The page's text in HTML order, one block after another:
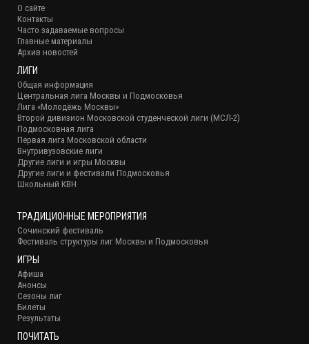
О сайте
Контакты
Часто задаваемые вопросы
Главные материалы
Архив новостей
ЛИГИ
Общая информация
Центральная лига Москвы и Подмосковья
Лига «Молодёжь Москвы»
Второй дивизион Московской студенческой лиги (МСЛ-2)
Подмосковная лига
Первая лига Московской области
Внутривузовские лиги
Другие лиги и игры Москвы
Другие лиги и фестивали Подмосковья
Школьный КВН
ТРАДИЦИОННЫЕ МЕРОПРИЯТИЯ
Сочинский фестиваль
Фестиваль структуры лиг Москвы и Подмосковья
ИГРЫ
Афиша
Анонсы
Сезоны лиг
Билеты
Результаты
ПОЧИТАТЬ